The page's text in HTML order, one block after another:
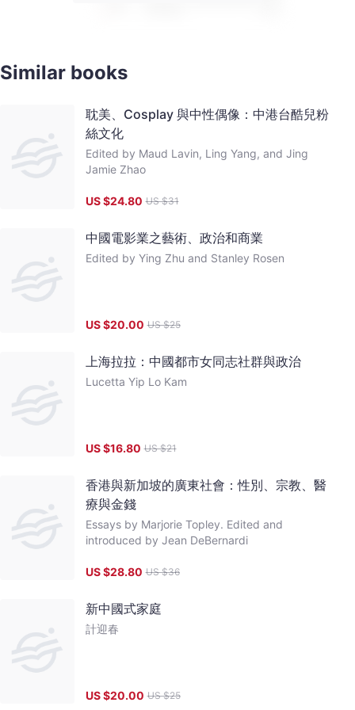
Similar books
耽美、Cosplay 與中性偶像：中港台酷兒粉
絲文化
Edited by Maud Lavin, Ling Yang, and Jing
Jamie Zhao
US $24.80 US $31
中國電影業之藝術、政治和商業
Edited by Ying Zhu and Stanley Rosen
US $20.00 US $25
上海拉拉：中國都市女同志社群與政治
Lucetta Yip Lo Kam
US $16.80 US $21
香港與新加坡的廣東社會：性別、宗教、醫
療與金錢
Essays by Marjorie Topley. Edited and
introduced by Jean DeBernardi
US $28.80 US $36
新中國式家庭
計迎春
US $20.00 US $25